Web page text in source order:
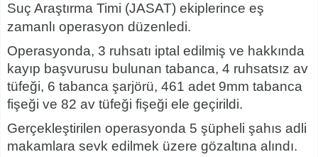
Suç Araştırma Timi (JASAT) ekiplerince eş
zamanlı operasyon düzenledi.
Operasyonda, 3 ruhsatı iptal edilmiş ve hakkında
kayıp başvurusu bulunan tabanca, 4 ruhsatsız av
tüfeği, 6 tabanca şarjörü, 461 adet 9mm tabanca
fişeği ve 82 av tüfeği fişeği ele geçirildi.
Gerçekleştirilen operasyonda 5 şüpheli şahıs adli
makamlara sevk edilmek üzere gözaltına alındı.